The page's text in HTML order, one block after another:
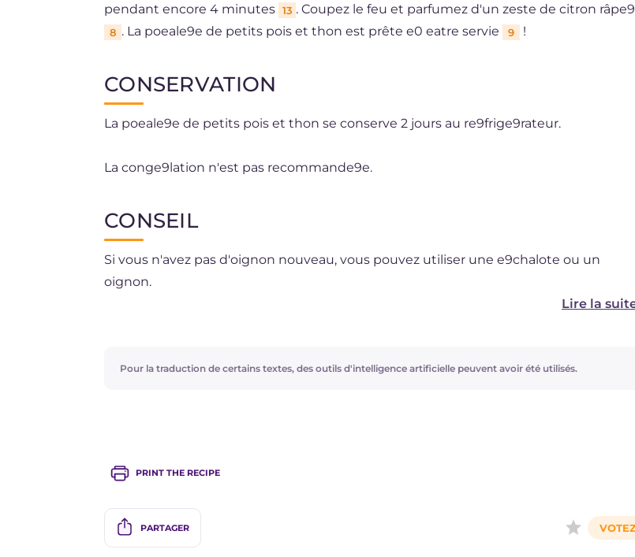
pendant encore 4 minutes 13 . Coupez le feu et parfumez d'un zeste de citron râpe9
8 . La poeale9e de petits pois et thon est prête e0 eatre servie 9 !
CONSERVATION
La poeale9e de petits pois et thon se conserve 2 jours au re9frige9rateur.
La conge9lation n'est pas recommande9e.
CONSEIL
Si vous n'avez pas d'oignon nouveau, vous pouvez utiliser une e9chalote ou un
oignon.
Pour la traduction de certains textes, des outils d'intelligence artificielle peuvent avoir été utilisés.
PRINT THE RECIPE
PARTAGER